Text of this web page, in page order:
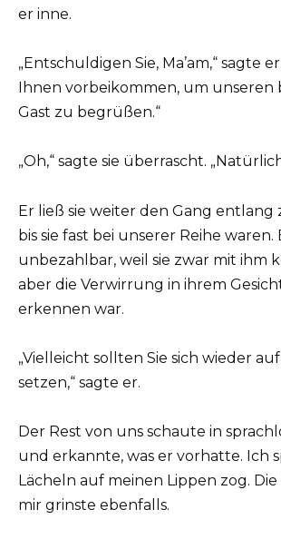
er inne.
„Entschuldigen Sie, Ma’am,“ sagte
Ihnen vorbeikommen, um unseren
Gast zu begrüßen.“
„Oh,“ sagte sie überrascht.
Er ließ sie weiter den Gang
bis sie fast bei unserer Reihe waren.
unbezahlbar, weil sie zwar mit ihm
aber die Verwirrung in ihrem
erkennen war.
„Vielleicht sollten Sie sich wieder
setzen,“ sagte er.
Der Rest von uns schaute in
und erkannte, was er vorhatte. Ich
Lächeln auf meinen Lippen zog.
mir grinste ebenfalls.